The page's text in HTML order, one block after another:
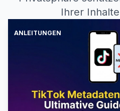
Ihrer
ANLEITUNGEN